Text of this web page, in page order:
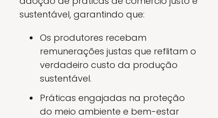
sustentável, garantindo que:
Os produtores recebam
remunerações justas que reflitam o
verdadeiro custo da produção
sustentável.
Práticas engajadas na proteção
do meio ambiente e bem-estar